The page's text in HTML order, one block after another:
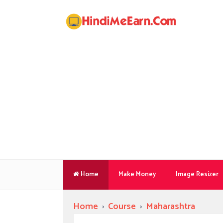
Home Make Money Image Resizer
Home › Course › Maharashtra